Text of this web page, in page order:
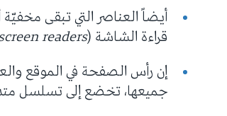
أيضاً العناصر التي تبقى
قراءة الشاشة (readers
إن رأس الصفحة في الموقع
جميعها، تخضع إلى تسلسل